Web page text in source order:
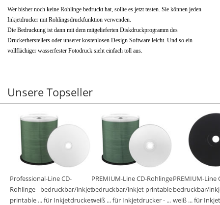
Wer bisher noch keine Rohlinge bedruckt hat, sollte es jetzt testen. Sie können jeden
Inkjetdrucker mit Rohlingsdruckfunktion verwenden.
Die Bedruckung ist dann mit dem mitgelieferten Diskdruckprogramm des
Druckerherstellers oder unserer kostenlosen Design Software leicht. Und so ein
vollflächiger wasserfester Fotodruck sieht einfach toll aus.
Unsere Topseller
Professional-Line CD-
Rohlinge - bedruckbar/inkjet
printable ... für Inkjetdrucker
PREMIUM-Line CD-Rohlinge -
bedruckbar/inkjet printable
weiß ... für Inkjetdrucker - ...
PREMIUM-Line
bedruckbar/
weiß ... für
-
-